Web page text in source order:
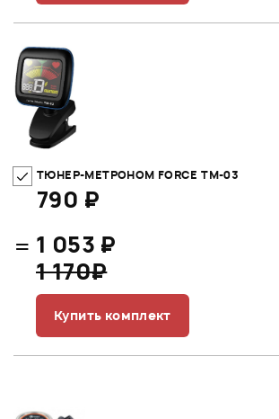
ТЮНЕР-МЕТРОНОМ FORCE TM-03
790 ₽
= 1 053 ₽
1 170₽
Купить комплект